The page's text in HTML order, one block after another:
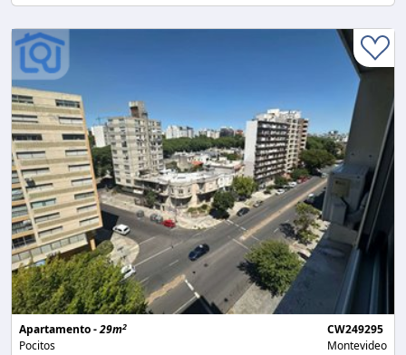
Apartamento -29m2
Pocitos
CW249295
Montevideo